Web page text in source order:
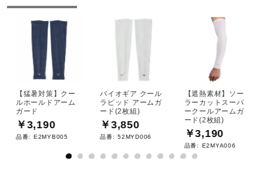
【猛暑対策】クー
ルホールドアーム
ガード
￥3,190
品番: E2MYB005
バイオギア クール
ラピッド アームガ
ード(2枚組)
￥3,850
品番: 52MYD006
【遮熱素材】ソー
ラーカットスーパ
ークールアームガ
ード(2枚組)
￥3,190
品番: E2MYA006